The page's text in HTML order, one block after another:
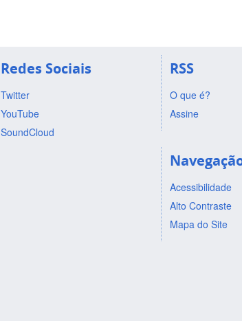
Redes Sociais
Twitter
YouTube
SoundCloud
RSS
O que é?
Assine
Acessibilidade
Alto Contraste
Mapa do Site